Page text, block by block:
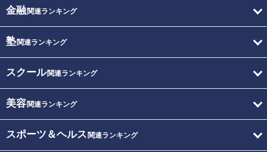
金融関連ランキング
塾関連ランキング
スクール関連ランキング
美容関連ランキング
スポーツ＆ヘルス 関連ランキング